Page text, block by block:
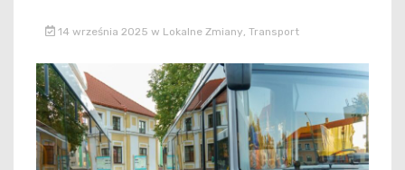
14 września 2025 w Lokalne Zmiany Transport